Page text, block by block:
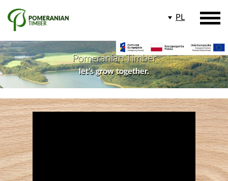
PL
Pomeranian Timber
let's grow together.